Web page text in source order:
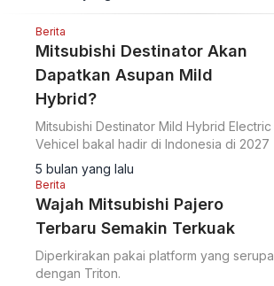
Berita
Mitsubishi Destinator Akan
Dapatkan Asupan Mild
Hybrid?
Mitsubishi Destinator Mild Hybrid Electric
Vehicel bakal hadir di Indonesia di 2027
5 bulan yang lalu
Berita
Wajah Mitsubishi Pajero
Terbaru Semakin Terkuak
Diperkirakan pakai platform yang serupa
dengan Triton.